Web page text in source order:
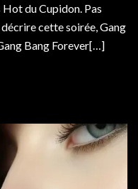
du Cupidon. Pas
cette soirée, Gang
Bang Forever[…]